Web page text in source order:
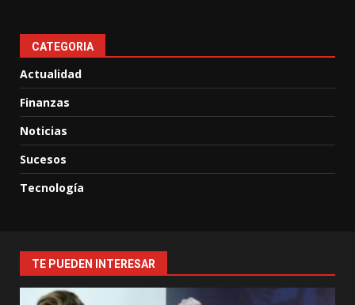
CATEGORIA
Actualidad
Finanzas
Noticias
Sucesos
Tecnología
TE PUEDEN INTERESAR